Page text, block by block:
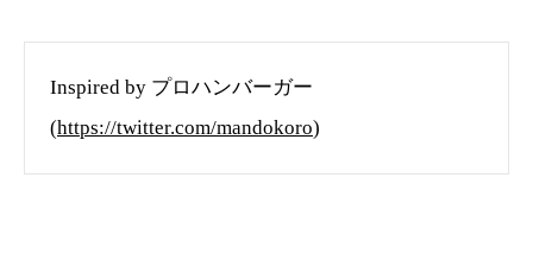
Inspired by プロハンバーガー
(https://twitter.com/mandokoro)